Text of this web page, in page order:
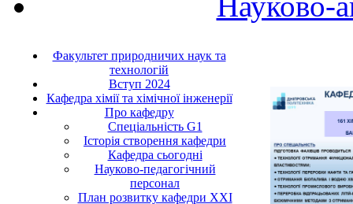
Факультет природничих наук та
технологій
Вступ 2024
Кафедра хімії та хімічної інженерії
Про кафедру
Cпеціальність G1
Історія створення кафедри
Кафедра сьогодні
Науково-педагогічний
персонал
План розвитку кафедри ХХІ